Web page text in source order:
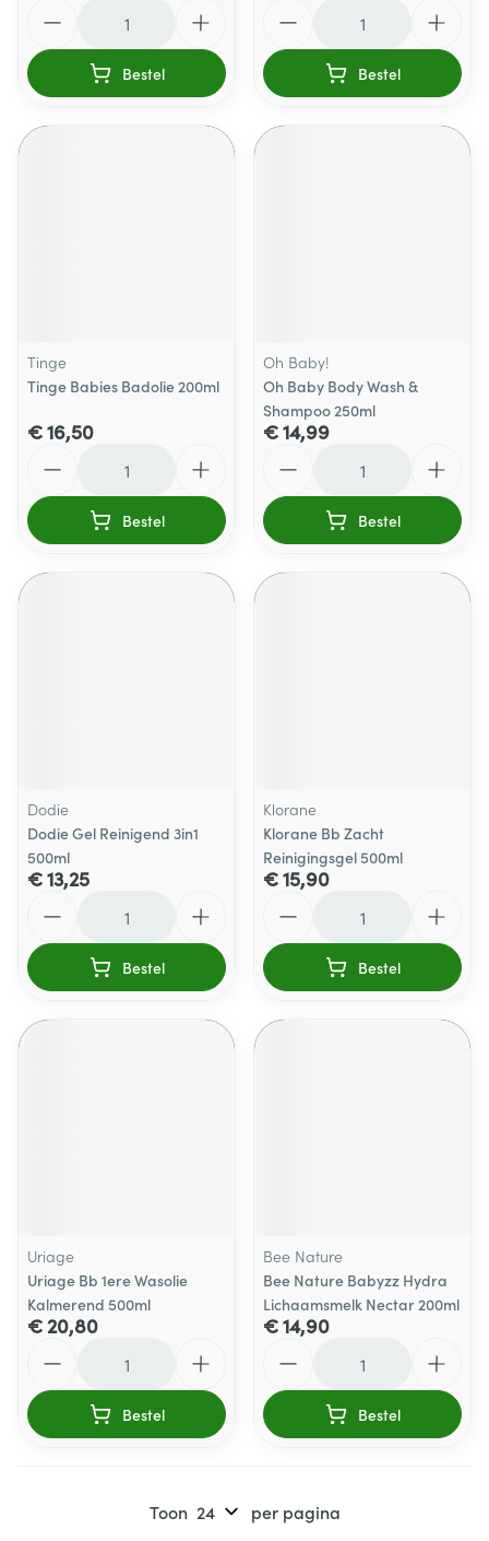
Bestel Bestel
Tinge
Tinge Babies Badolie 200ml
€ 16,50
Bestel
Oh Baby!
Oh Baby Body Wash &
Shampoo 250ml
€ 14,99
Bestel
Dodie
Dodie Gel Reinigend 3in1
500ml
€ 13,25
Bestel
Klorane
Klorane Bb Zacht
Reinigingsgel 500ml
€ 15,90
Bestel
Uriage
Uriage Bb 1ere Wasolie
Kalmerend 500ml
€ 20,80
Bestel
Bee Nature
Bee Nature Babyzz Hydra
Lichaamsmelk Nectar 200ml
€ 14,90
Bestel
Toon per pagina